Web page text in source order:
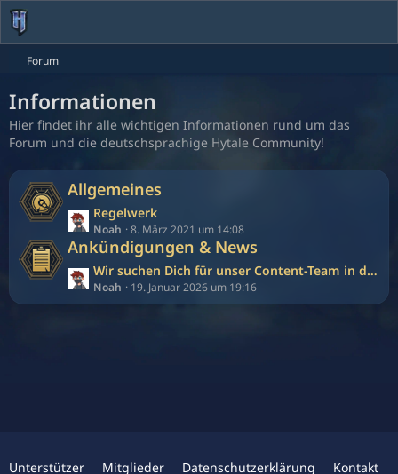
Forum
Informationen
Hier findet ihr alle wichtigen Informationen rund um das
Forum und die deutschsprachige Hytale Community!
Allgemeines
L
e
t
z
e
Regelwerk
Noah 8. März 2021 um 14:08
Ankündigungen & News
L
e
t
ä
Wir suchen Dich für unser Content-Team in der Kurzvideoerstellung!
Noah 19. Januar 2026 um 19:16
Unterstützer Mitglieder Datenschutzerklärung Kontakt